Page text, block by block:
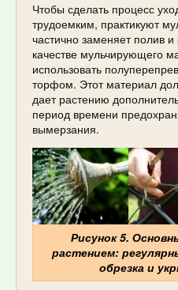
Чтобы сделать процесс
трудоемким, практикуют
частично заменяет полив
качестве мульчирующего
использовать
торфом. Этот материал
дает растению
период времени
вымерзания.
Рисунок 5.
растением:
обрезка и